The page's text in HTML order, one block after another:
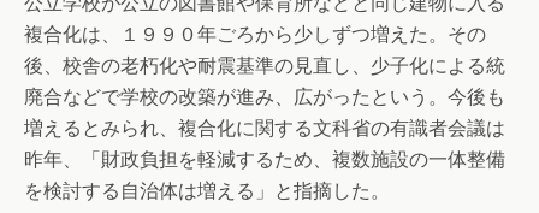
複合化は、１９９０年ごろから少しずつ増えた。その
後、校舎の老朽化や耐震基準の見直し、少子化による統
廃合などで学校の改築が進み、広がったという。今後も
増えるとみられ、複合化に関する文科省の有識者会議は
昨年、「財政負担を軽減するため、複数施設の一体整備
を検討する自治体は増える」と指摘した。